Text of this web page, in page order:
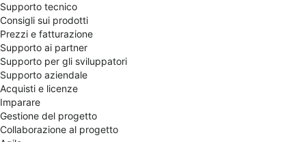
Supporto tecnico
Consigli sui prodotti
Prezzi e fatturazione
Supporto ai partner
Supporto per gli sviluppatori
Supporto aziendale
Acquisti e licenze
Imparare
Gestione del progetto
Collaborazione al progetto